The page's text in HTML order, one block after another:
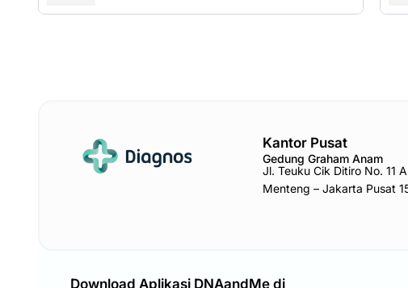
Kantor Pusat
Gedung Graham Anam
Jl. Teuku Cik Ditiro No. 11
Menteng – Jakarta Pusat
Download Aplikasi DNAandMe di